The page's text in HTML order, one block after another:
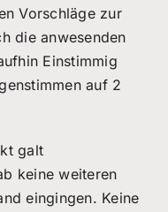
Vorschläge zur
die anwesenden
Einstimmig
auf 2
galt
keine weiteren
eingingen. Keine